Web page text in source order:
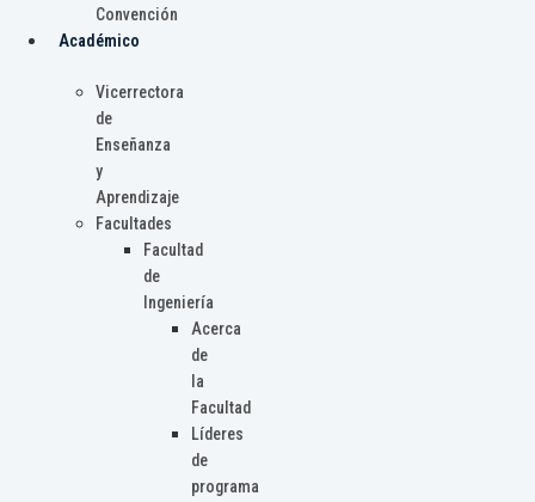
Convención
Académico
Vicerrectora
de
Enseñanza
y
Aprendizaje
Facultades
Facultad
de
Ingeniería
Acerca
de
la
Facultad
Líderes
de
programa